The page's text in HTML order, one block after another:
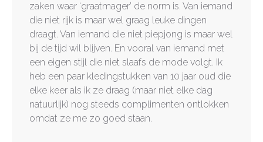
zaken waar ‘graatmager’ de norm is. Van iemand
die niet rijk is maar wel graag leuke dingen
draagt. Van iemand die niet piepjong is maar wel
bij de tijd wil blijven. En vooral van iemand met
een eigen stijl die niet slaafs de mode volgt. Ik
heb een paar kledingstukken van 10 jaar oud die
elke keer als ik ze draag (maar niet elke dag
natuurlijk) nog steeds complimenten ontlokken
omdat ze me zo goed staan.